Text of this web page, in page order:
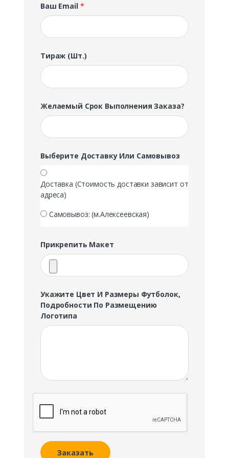
Ваш Email *
Тираж (шт.)
Желаемый Срок Выполнения Заказа?
Выберите Доставку Или Самовывоз
Доставка (Стоимость доставки зависит от
адреса)
Самовывоз: (м.Алексеевская)
Прикрепить Макет
Укажите Цвет И Размеры Футболок,
Подробности По Размещению
Логотипа
Заказать